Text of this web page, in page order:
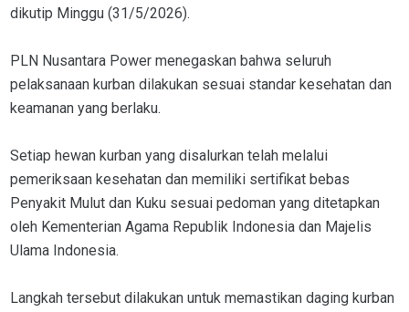
dikutip Minggu (31/5/2026).
PLN Nusantara Power menegaskan bahwa seluruh
pelaksanaan kurban dilakukan sesuai standar kesehatan dan
keamanan yang berlaku.
Setiap hewan kurban yang disalurkan telah melalui
pemeriksaan kesehatan dan memiliki sertifikat bebas
Penyakit Mulut dan Kuku sesuai pedoman yang ditetapkan
oleh Kementerian Agama Republik Indonesia dan Majelis
Ulama Indonesia.
Langkah tersebut dilakukan untuk memastikan daging kurban